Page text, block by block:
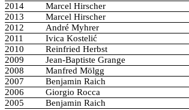
2014
Marcel Hirscher
2013
Marcel Hirscher
2012
André Myhrer
2011
Ivica Kostelić
2010
Reinfried Herbst
2009
Jean-Baptiste Grange
2008
Manfred Mölgg
2007
Benjamin Raich
2006
Giorgio Rocca
2005
Benjamin Raich